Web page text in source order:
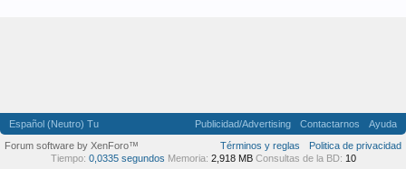
Español (Neutro) Tu Publicidad/Advertising Contactarnos
Ayuda
Términos y reglas
Politica de privacidad
Forum software by XenForo™
Tiempo: 0,0335 segundos Memoria: 2,918 MB Consultas de la BD: 10